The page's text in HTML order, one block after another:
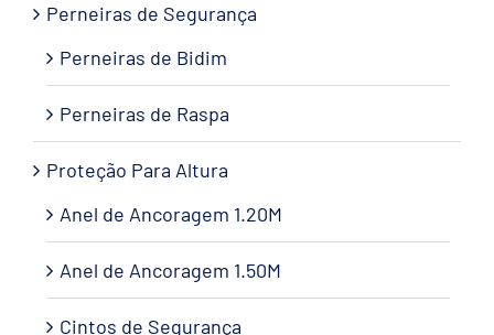
Perneiras de Segurança
Perneiras de Bidim
Perneiras de Raspa
Proteção Para Altura
Anel de Ancoragem 1.20M
Anel de Ancoragem 1.50M
Cintos de Segurança